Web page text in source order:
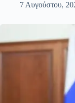
7 Αυγούστου,